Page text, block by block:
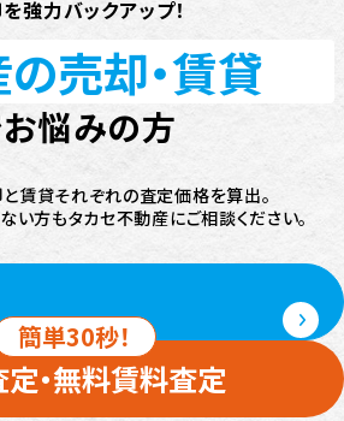
強力バックアップ！
売却・賃貸
お悩みの方
と賃貸それぞれの査定価格を算出。
い方もタカセ不動産にご相談ください。
簡単30秒！
・無料賃料査定